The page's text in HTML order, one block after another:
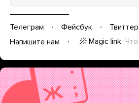
Телеграм Фейсбук Твиттер
Напишите нам
Magic link